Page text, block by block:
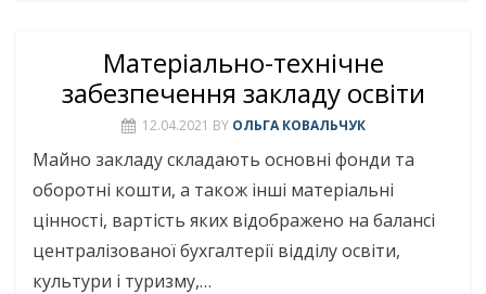
Матеріально-технічне
забезпечення закладу освіти
12.04.2021 BY ОЛЬГА КОВАЛЬЧУК
Майно закладу складають основні фонди та
оборотні кошти, а також інші матеріальні
цінності, вартість яких відображено на балансі
централізованої бухгалтерії відділу освіти,
культури і туризму,…